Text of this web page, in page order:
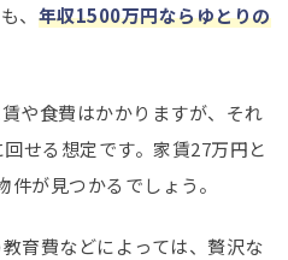
、 年収1500万円ならゆとりの
や食費はかかりますが、それ
せる想定です。家賃27万円と
が見つかるでしょう。
育費などによっては、贅沢な